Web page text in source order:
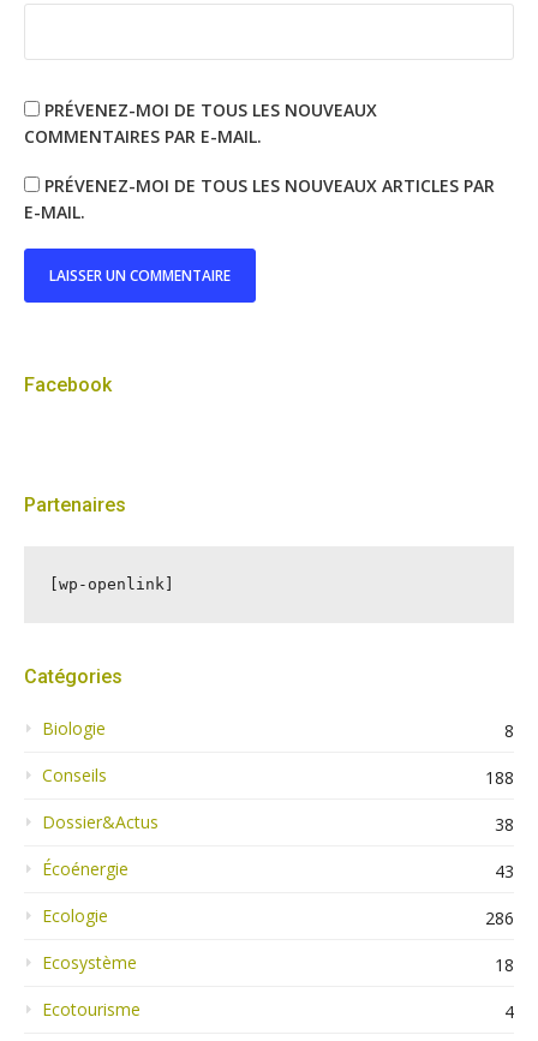
PRÉVENEZ-MOI DE TOUS LES NOUVEAUX
COMMENTAIRES PAR E-MAIL.
PRÉVENEZ-MOI DE TOUS LES NOUVEAUX ARTICLES PAR
E-MAIL.
Facebook
Partenaires
[wp-openlink]
Catégories
Biologie
8
Conseils
188
Dossier&Actus
38
Écoénergie
43
Ecologie
286
Ecosystème
18
Ecotourisme
4